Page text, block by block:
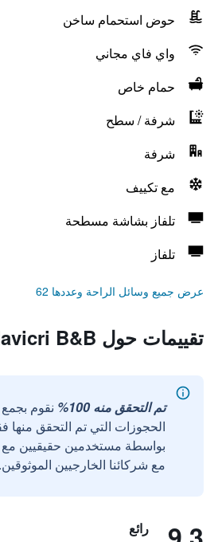
حوض استحمام ساخن
واي فاي مجاني
حمام خاص
شرفة / سطح
شرفة
مع تكييف
تلفاز بشاشة مسطحة
تلفاز
عرض جميع وسائل الراحة وعددها 62
تقييمات حول Navicri B&B
تم التحقق منه 100%
نقوم
الحجوزات التي تم التحقق منها
مع شركائنا الخارجيين الموثوقين.
رائع